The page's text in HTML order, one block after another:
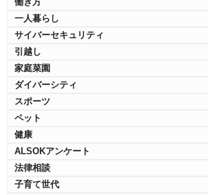
一人暮らし
サイバーセキュリティ
引越し
家庭菜園
ダイバーシティ
スポーツ
ペット
健康
ALSOKアンケート
法律相談
子育て世代